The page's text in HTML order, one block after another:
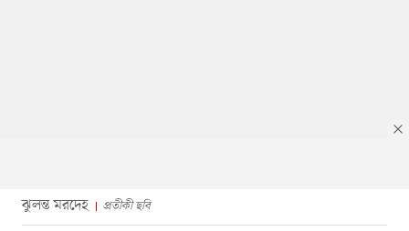
ঝুলন্ত মরদেহ প্রতীকী ছবি